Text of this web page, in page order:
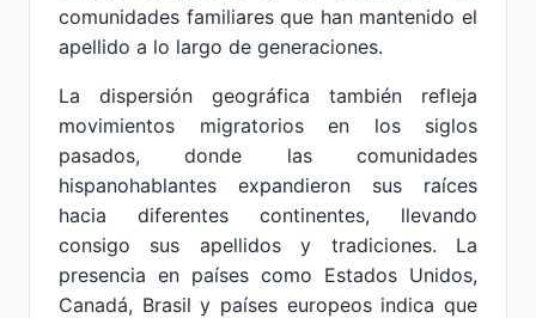
comunidades familiares que han mantenido el
apellido a lo largo de generaciones.
La dispersión geográfica también refleja
movimientos migratorios en los siglos
pasados, donde las comunidades
hispanohablantes expandieron sus raíces
hacia diferentes continentes, llevando
consigo sus apellidos y tradiciones. La
presencia en países como Estados Unidos,
Canadá, Brasil y países europeos indica que